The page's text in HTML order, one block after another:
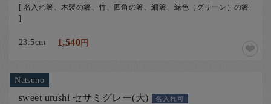
[ 名入れ箸、木製の箸、竹、四角の箸、細箸、緑色（グリーン）の箸
]
23.5cm 1,540円
Natsuno
sweet urushi セサミグレー(大) 名入れ可